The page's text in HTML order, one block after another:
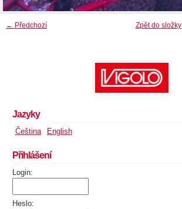
← Předchozí Zpět do složky
Jazyky
Čeština English
Přihlášení
Login:
Heslo: